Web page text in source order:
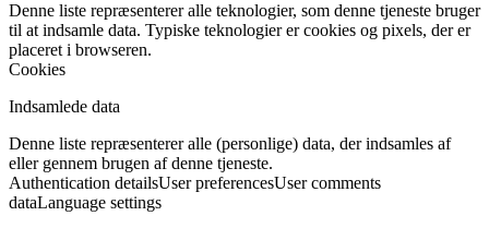
Denne liste repræsenterer alle teknologier, som denne tjeneste bruger
til at indsamle data. Typiske teknologier er cookies og pixels, der er
placeret i browseren.
Cookies
Indsamlede data
Denne liste repræsenterer alle (personlige) data, der indsamles af
eller gennem brugen af denne tjeneste.
Authentication detailsUser preferencesUser comments
dataLanguage settings